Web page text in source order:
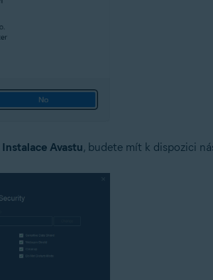
Instalace Avastu, budete mít k dispozici